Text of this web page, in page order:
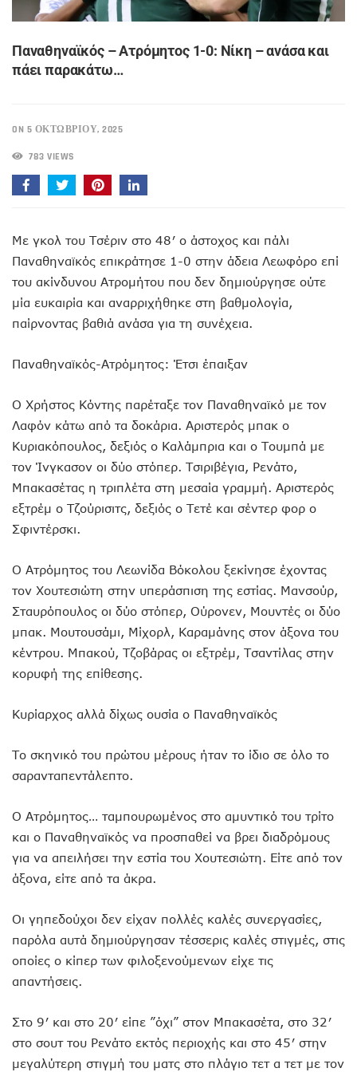
Παναθηναϊκός – Ατρόμητος 1-0: Νίκη – ανάσα και
πάει παρακάτω…
ON 5 ΟΚΤΩΒΡΊΟΥ, 2025
783 VIEWS
Με γκολ του Τσέριν στο 48′ ο άστοχος και πάλι
Παναθηναϊκός επικράτησε 1-0 στην άδεια Λεωφόρο επί
του ακίνδυνου Ατρομήτου που δεν δημιούργησε ούτε
μία ευκαιρία και αναρριχήθηκε στη βαθμολογία,
παίρνοντας βαθιά ανάσα για τη συνέχεια.
Παναθηναϊκός-Ατρόμητος: Έτσι έπαιξαν
Ο Χρήστος Κόντης παρέταξε τον Παναθηναϊκό με τον
Λαφόν κάτω από τα δοκάρια. Αριστερός μπακ ο
Κυριακόπουλος, δεξιός ο Καλάμπρια και ο Τουμπά με
τον Ίνγκασον οι δύο στόπερ. Τσιριβέγια, Ρενάτο,
Μπακασέτας η τριπλέτα στη μεσαία γραμμή. Αριστερός
εξτρέμ ο Τζούρισιτς, δεξιός ο Τετέ και σέντερ φορ ο
Σφιντέρσκι.
Ο Ατρόμητος του Λεωνίδα Βόκολου ξεκίνησε έχοντας
τον Χουτεσιώτη στην υπεράσπιση της εστίας. Μανσούρ,
Σταυρόπουλος οι δύο στόπερ, Ούρονεν, Μουντές οι δύο
μπακ. Μουτουσάμι, Μίχορλ, Καραμάνης στον άξονα του
κέντρου. Μπακού, Τζοβάρας οι εξτρέμ, Τσαντίλας στην
κορυφή της επίθεσης.
Κυρίαρχος αλλά δίχως ουσία ο Παναθηναϊκός
Το σκηνικό του πρώτου μέρους ήταν το ίδιο σε όλο το
σαρανταπεντάλεπτο.
Ο Ατρόμητος… ταμπουρωμένος στο αμυντικό του τρίτο
και ο Παναθηναϊκός να προσπαθεί να βρει διαδρόμους
για να απειλήσει την εστία του Χουτεσιώτη. Είτε από τον
άξονα, είτε από τα άκρα.
Οι γηπεδούχοι δεν είχαν πολλές καλές συνεργασίες,
παρόλα αυτά δημιούργησαν τέσσερις καλές στιγμές, στις
οποίες ο κίπερ των φιλοξενούμενων είχε τις
απαντήσεις.
Στο 9′ και στο 20′ είπε ”όχι” στον Μπακασέτα, στο 32′
στο σουτ του Ρενάτο εκτός περιοχής και στο 45′ στην
μεγαλύτερη στιγμή του ματς στο πλάγιο τετ α τετ με τον